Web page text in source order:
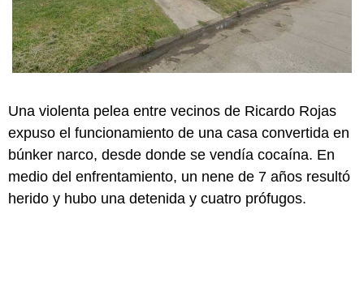
Una violenta pelea entre vecinos de Ricardo Rojas
expuso el funcionamiento de una casa convertida en
búnker narco, desde donde se vendía cocaína. En
medio del enfrentamiento, un nene de 7 años resultó
herido y hubo una detenida y cuatro prófugos.